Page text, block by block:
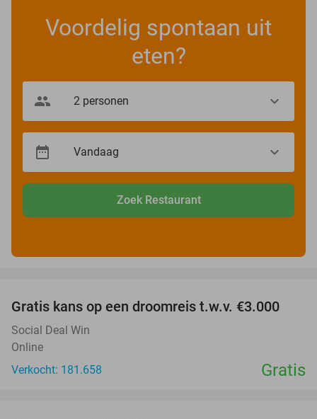
Voordelig spontaan uit
eten?
Zoek Restaurant
Gratis kans op een droomreis t.w.v. €3.000
Social Deal Win
Online
Verkocht: 181.658
Gratis